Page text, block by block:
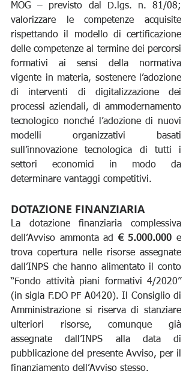
MOG – previsto dal D.lgs. n. 81/08;
valorizzare le competenze acquisite
rispettando il modello di certificazione
delle competenze al termine dei percorsi
formativi ai sensi della normativa
vigente in materia, sostenere l’adozione
di interventi di digitalizzazione dei
processi aziendali, di ammodernamento
tecnologico nonché l’adozione di nuovi
modelli organizzativi basati
sull’innovazione tecnologica di tutti i
settori economici in modo da
determinare vantaggi competitivi.
DOTAZIONE FINANZIARIA
La dotazione finanziaria complessiva
dell’Avviso ammonta ad € 5.000.000 e
trova copertura nelle risorse assegnate
dall’INPS che hanno alimentato il conto
“Fondo attività piani formativi 4/2020”
(in sigla F.DO PF A0420). Il Consiglio di
Amministrazione si riserva di stanziare
ulteriori risorse, comunque già
assegnate dall’INPS alla data di
pubblicazione del presente Avviso, per il
finanziamento dell’Avviso stesso.